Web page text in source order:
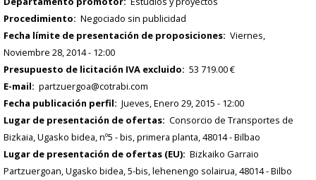
Procedimiento
Negociado sin publicidad
Fecha límite de presentación de proposiciones Viernes,
Noviembre 28, 2014 - 12:00
Presupuesto de licitación IVA excluido
53 719.00 €
E-mail
partzuergoa@cotrabi.com
Fecha publicación perfil
Jueves, Enero 29, 2015 - 12:00
Lugar de presentación de ofertas Consorcio de Transportes de
Bizkaia, Ugasko bidea, nº5 - bis, primera planta, 48014 - Bilbao
Lugar de presentación de ofertas (EU) Bizkaiko Garraio
Partzuergoan, Ugasko bidea, 5-bis, lehenengo solairua, 48014 - Bilbo